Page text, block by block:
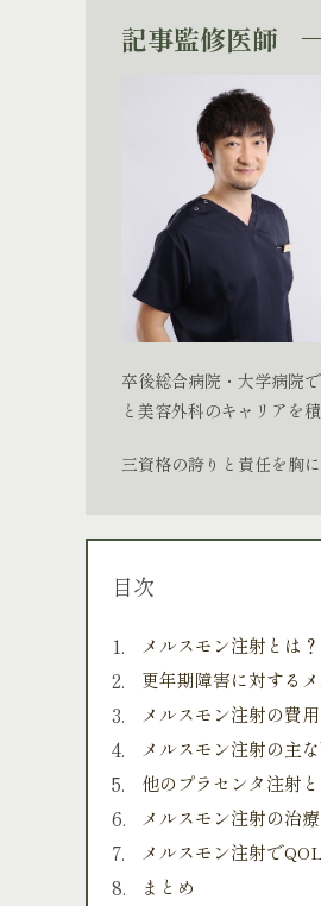
記事監修医師
卒後総合病院・大学病院
と美容外科のキャリアを
三資格の誇りと責任を胸
目次
メルスモン注射とは
更年期障害に対する
メルスモン注射の費
メルスモン注射の主
他のプラセンタ注射
メルスモン注射の治
メルスモン注射で
まとめ